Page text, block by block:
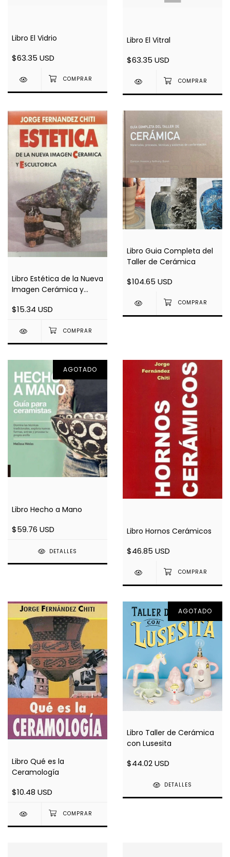
Libro El Vidrio
$63.35 USD
Libro El Vitral
$63.35 USD
Libro Estética de la Nueva
Imagen Cerámica y
$15.34 USD
Libro Guia Completa del
Taller de Cerámica
$104.65 USD
AGOTADO
Libro Hecho a Mano
$59.76 USD
DETALLES
Libro Hornos Cerámicos
$46.85 USD
Libro Qué es la
Ceramología
$10.48 USD
AGOTADO
Libro Taller de Cerámica
con Lusesita
$44.02 USD
DETALLES